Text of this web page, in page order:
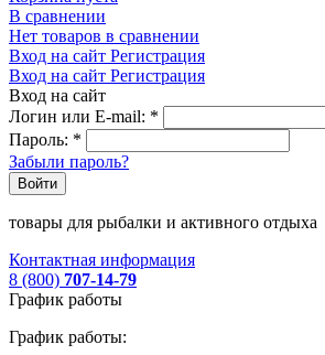
В сравнении
Нет товаров в сравнении
Вход на сайт Регистрация
Вход на сайт Регистрация
Вход на сайт
Логин или E-mail: *
Пароль: *
Забыли пароль?
Войти
товары для рыбалки и активного отдыха
Контактная информация
8 (800) 707-14-79
График работы
График работы: